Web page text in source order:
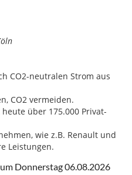
CO2-neutralen Strom aus
CO2 vermeiden.
über 175.000 Privat-
wie z.B. Renault und
Leistungen.
Donnerstag 06.08.2026